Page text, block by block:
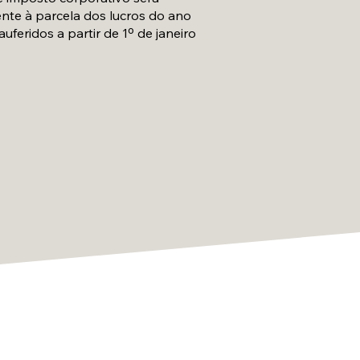
à parcela dos lucros do ano
a partir de 1º de janeiro